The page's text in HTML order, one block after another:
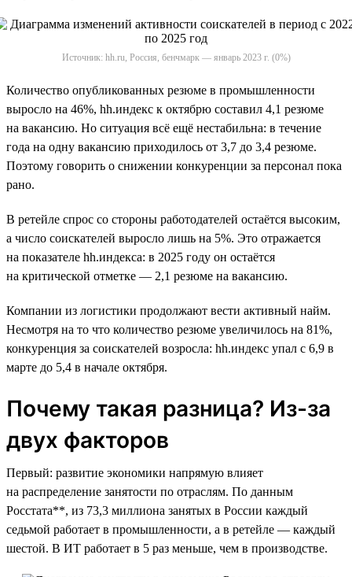
Источник: hh.ru, Россия, бенчмарк — январь 2023 г. (0%)
Количество опубликованных резюме в промышленности
выросло на 46%, hh.индекс к октябрю составил 4,1 резюме
на вакансию. Но ситуация всё ещё нестабильна: в течение
года на одну вакансию приходилось от 3,7 до 3,4 резюме.
Поэтому говорить о снижении конкуренции за персонал пока
рано.
В ретейле спрос со стороны работодателей остаётся высоким,
а число соискателей выросло лишь на 5%. Это отражается
на показателе hh.индекса: в 2025 году он остаётся
на критической отметке — 2,1 резюме на вакансию.
Компании из логистики продолжают вести активный найм.
Несмотря на то что количество резюме увеличилось на 81%,
конкуренция за соискателей возросла: hh.индекс упал с 6,9 в
марте до 5,4 в начале октября.
Почему такая разница? Из-за
двух факторов
Первый: развитие экономики напрямую влияет
на распределение занятости по отраслям. По данным
Росстата**, из 73,3 миллиона занятых в России каждый
седьмой работает в промышленности, а в ретейле — каждый
шестой. В ИТ работает в 5 раз меньше, чем в производстве.